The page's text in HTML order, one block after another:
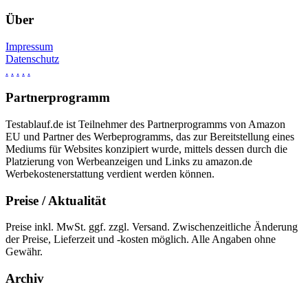
Über
Impressum
Datenschutz
. . . . .
Partnerprogramm
Testablauf.de ist Teilnehmer des Partnerprogramms von Amazon
EU und Partner des Werbeprogramms, das zur Bereitstellung eines
Mediums für Websites konzipiert wurde, mittels dessen durch die
Platzierung von Werbeanzeigen und Links zu amazon.de
Werbekostenerstattung verdient werden können.
Preise / Aktualität
Preise inkl. MwSt. ggf. zzgl. Versand. Zwischenzeitliche Änderung
der Preise, Lieferzeit und -kosten möglich. Alle Angaben ohne
Gewähr.
Archiv